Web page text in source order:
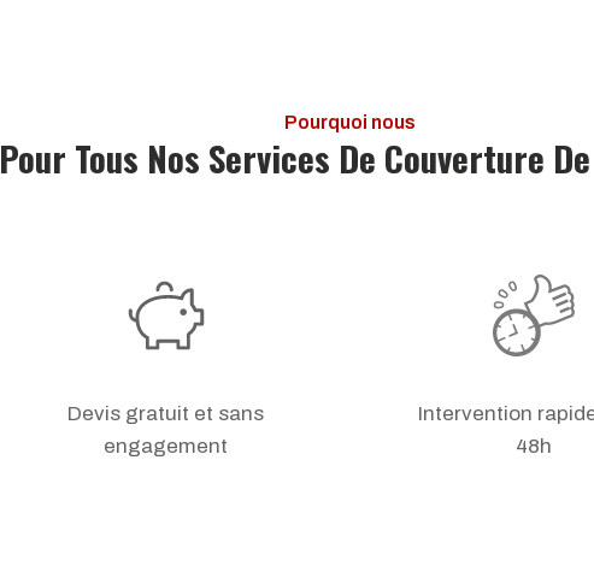
Pourquoi nous
Pour Tous Nos Services De Couverture
Devis gratuit et sans
engagement
Intervention
48h